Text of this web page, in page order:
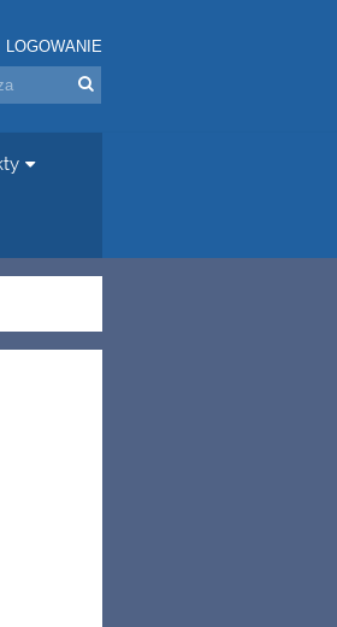
LOGOWANIE